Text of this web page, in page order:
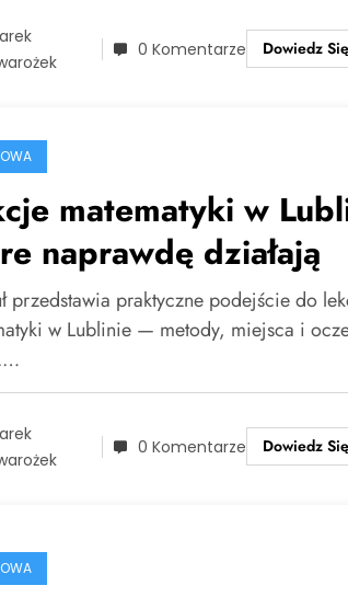
0 Komentarze Dowiedz
matematyki w
naprawdę działają
przedstawia praktyczne podejście do
w Lublinie — metody, miejsca i
0 Komentarze Dowiedz